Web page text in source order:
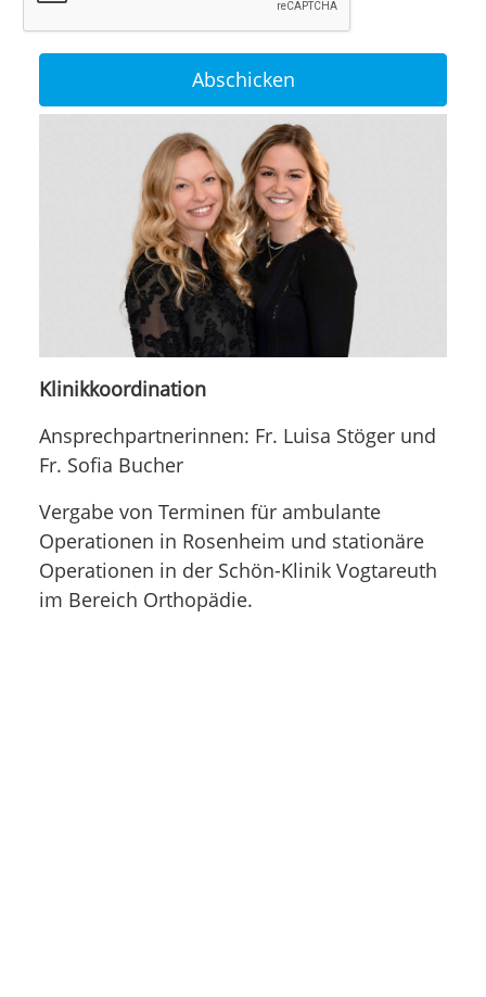
Klinikkoordination
Ansprechpartnerinnen: Fr. Luisa Stöger und
Fr. Sofia Bucher
Vergabe von Terminen für ambulante
Operationen in Rosenheim und stationäre
Operationen in der Schön-Klinik Vogtareuth
im Bereich Orthopädie.